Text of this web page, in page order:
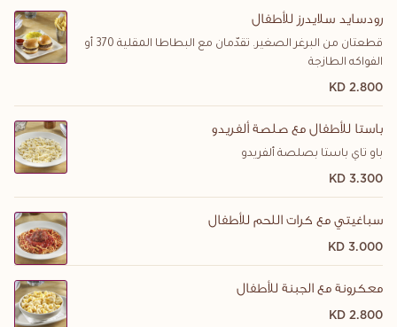
رودسايد سلايدرز للأطفال
قطعتان من البرغر الصغير. تقدّمان مع البطاطا المقلية 370 أو
الفواكه الطازجة
2.800 KD
باستا للأطفال مع صلصة ألفريدو
باو تاي باستا بصلصة ألفريدو
3.300 KD
سباغيتي مع كرات اللحم للأطفال
3.000 KD
معكرونة مع الجبنة للأطفال
2.800 KD